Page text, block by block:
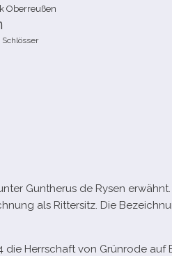
Oberreußen
Schlösser
Guntherus de Rysen
als Rittersitz. Die
die Herrschaft von Grünrode